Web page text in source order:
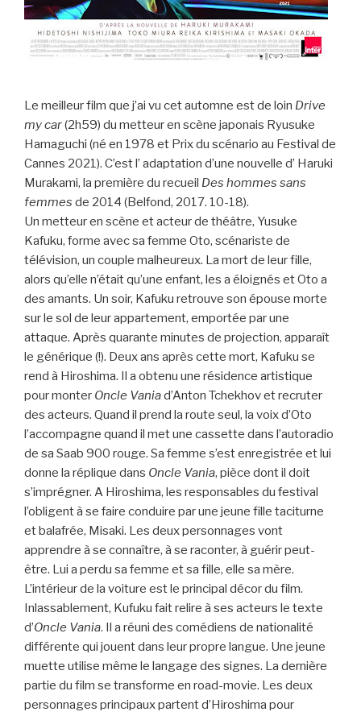
Le meilleur film que j’ai vu cet automne est de loin Drive
my car(2h59) du metteur en scène japonais Ryusuke
Hamaguchi (né en 1978 et Prix du scénario au Festival de
Cannes 2021). C’est l’ adaptation d’une nouvelle d’ Haruki
Murakami, la première du recueil Des hommes sans
femmes de 2014 (Belfond, 2017. 10-18).
Un metteur en scène et acteur de théâtre, Yusuke
Kafuku, forme avec sa femme Oto, scénariste de
télévision, un couple malheureux. La mort de leur fille,
alors qu’elle n’était qu’une enfant, les a éloignés et Oto a
des amants. Un soir, Kafuku retrouve son épouse morte
sur le sol de leur appartement, emportée par une
attaque. Après quarante minutes de projection, apparaît
le générique (!). Deux ans après cette mort, Kafuku se
rend à Hiroshima. Il a obtenu une résidence artistique
pour monter Oncle Vaniad’Anton Tchekhov et recruter
des acteurs. Quand il prend la route seul, la voix d’Oto
l’accompagne quand il met une cassette dans l’autoradio
de sa Saab 900 rouge. Sa femme s’est enregistrée et lui
donne la réplique dans Oncle Vania, pièce dont il doit
s’imprégner. A Hiroshima, les responsables du festival
l’obligent à se faire conduire par une jeune fille taciturne
et balafrée, Misaki. Les deux personnages vont
apprendre à se connaître, à se raconter, à guérir peut-
être. Lui a perdu sa femme et sa fille, elle sa mère.
L’intérieur de la voiture est le principal décor du film.
Inlassablement, Kufuku fait relire à ses acteurs le texte
d’Oncle Vania. Il a réuni des comédiens de nationalité
différente qui jouent dans leur propre langue. Une jeune
muette utilise même le langage des signes. La dernière
partie du film se transforme en road-movie. Les deux
personnages principaux partent d’Hiroshima pour